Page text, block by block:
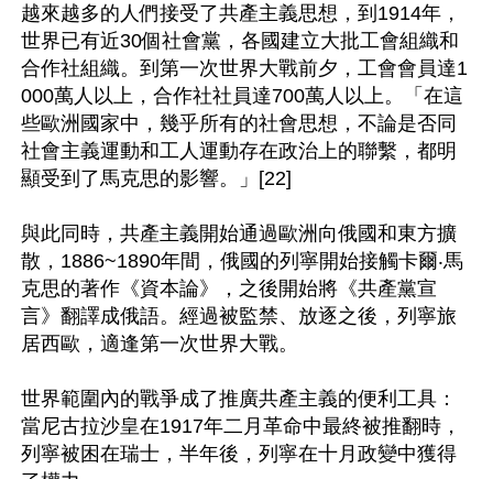
越來越多的人們接受了共產主義思想，到1914年，
世界已有近30個社會黨，各國建立大批工會組織和
合作社組織。到第一次世界大戰前夕，工會會員達1
000萬人以上，合作社社員達700萬人以上。「在這
些歐洲國家中，幾乎所有的社會思想，不論是否同
社會主義運動和工人運動存在政治上的聯繫，都明
顯受到了馬克思的影響。」[22]
與此同時，共產主義開始通過歐洲向俄國和東方擴
散，1886~1890年間，俄國的列寧開始接觸卡爾‧馬
克思的著作《資本論》，之後開始將《共產黨宣
言》翻譯成俄語。經過被監禁、放逐之後，列寧旅
居西歐，適逢第一次世界大戰。
世界範圍內的戰爭成了推廣共產主義的便利工具：
當尼古拉沙皇在1917年二月革命中最終被推翻時，
列寧被困在瑞士，半年後，列寧在十月政變中獲得